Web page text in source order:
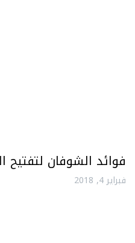
فوائد الشوفان لتفتيح
فبراير 4, 2018